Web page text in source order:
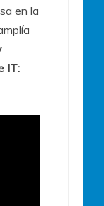
en la
IT: